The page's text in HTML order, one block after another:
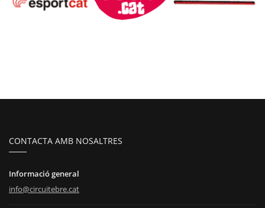
CONTACTA AMB NOSALTRES
Informació general
info@circuitebre.cat